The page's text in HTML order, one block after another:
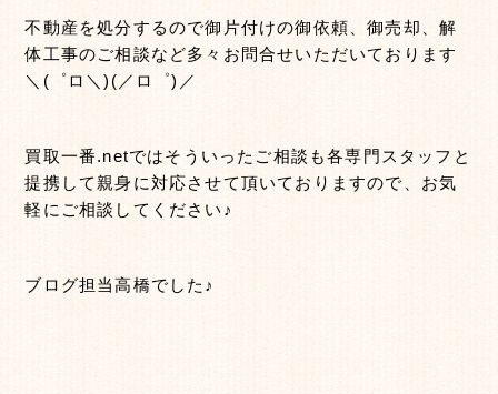
不動産を処分するので御片付けの御依頼、御売却、解
体工事のご相談など多々お問合せいただいております
＼(゜ロ＼)(／ロ゜)／
買取一番.netではそういったご相談も各専門スタッフと
提携して親身に対応させて頂いておりますので、お気
軽にご相談してください♪
ブログ担当高橋でした♪